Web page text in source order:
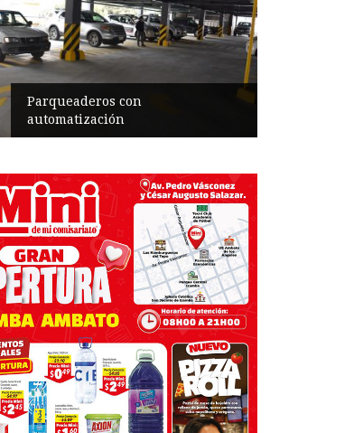
Parqueaderos con
automatización